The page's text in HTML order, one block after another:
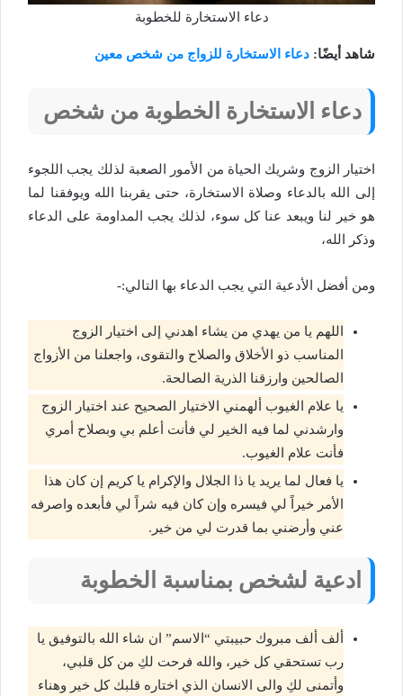
دعاء الاستخارة للخطوبة
شاهد أيضًا: دعاء الاستخارة للزواج من شخص معين
دعاء الاستخارة الخطوبة من شخص
اختيار الزوج وشريك الحياة من الأمور الصعبة لذلك يجب اللجوء
إلى الله بالدعاء وصلاة الاستخارة، حتى يقربنا الله ويوفقنا لما
هو خير لنا ويبعد عنا كل سوء، لذلك يجب المداومة على الدعاء
وذكر الله،
ومن أفضل الأدعية التي يجب الدعاء بها التالي:-
اللهم يا من يهدي من يشاء اهدني إلى اختيار الزوج
المناسب ذو الأخلاق والصلاح والتقوى، واجعلنا من الأزواج
الصالحين وارزقنا الذرية الصالحة.
يا علام الغيوب ألهمني الاختيار الصحيح عند اختيار الزوج
وارشدني لما فيه الخير لي فأنت أعلم بي وبصلاح أمري
فأنت علام الغيوب.
يا فعال لما يريد يا ذا الجلال والإكرام يا كريم إن كان هذا
الأمر خيراً لي فيسره وإن كان فيه شراً لي فأبعده واصرفه
عني وأرضني بما قدرت لي من خير.
ادعية لشخص بمناسبة الخطوبة
ألف ألف مبروك حبيبتي “الاسم” ان شاء الله بالتوفيق يا
رب تستحقي كل خير، والله فرحت لكِ من كل قلبي،
وأتمنى لكِ والى الانسان الذي اختاره قلبك كل خير وهناء